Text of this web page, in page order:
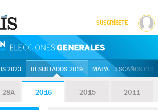
SUSCRÍBETE
2023 RESULTADOS 2019 MAPA ESCAÑOS
28A 2016 2015 2011